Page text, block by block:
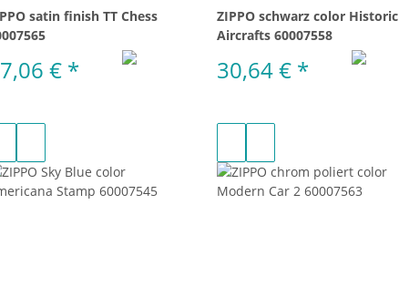
satin finish TT Chess
€ *
ZIPPO schwarz color Historic
Aircrafts 60007558
30,64 € *